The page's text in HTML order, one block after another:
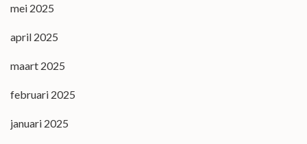
mei 2025
april 2025
maart 2025
februari 2025
januari 2025